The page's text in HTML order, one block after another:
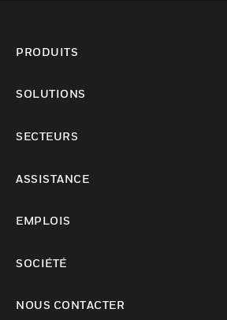
PRODUITS
SOLUTIONS
SECTEURS
ASSISTANCE
EMPLOIS
SOCIÉTÉ
NOUS CONTACTER